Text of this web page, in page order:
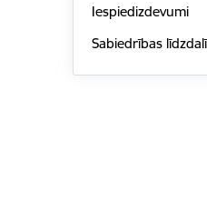
Iespiedizdevumi
Sabiedrības